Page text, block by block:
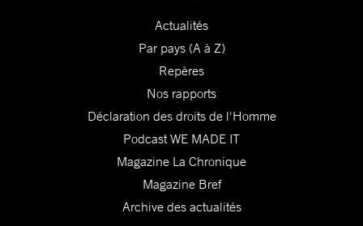
Actualités
Par pays (A à Z)
Repères
Nos rapports
Déclaration des droits de l'Homme
Podcast WE MADE IT
Magazine La Chronique
Magazine Bref
Archive des actualités